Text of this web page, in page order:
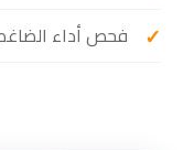
فحص أداء الضاغط